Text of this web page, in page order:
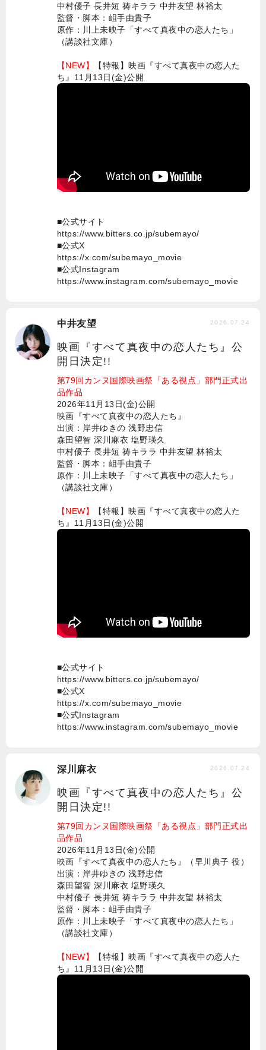
中村優子 長井短 祷キララ 中井友望 林裕太
監督・脚本：岨手由貴子
原作：川上未映子「すべて真夜中の恋人たち」
（講談社文庫）
【NEW】
【特報】映画『すべて真夜中の恋人た
ち』11月13日(金)公開
■公式サイト
https://www.bitters.co.jp/subemayo/
■公式X
https://x.com/subemayo_movie
■公式Instagram
https://www.instagram.com/subemayo_movie
中井友望
映画『すべて真夜中の恋人たち』公
開日決定!!
第79回カンヌ国際映画祭「ある視点」部門正式出
品作品
2026年11月13日(金)公開
映画『すべて真夜中の恋人たち』
出演：岸井ゆきの 浅野忠信
森田望智 深川麻衣 塩野瑛久
中村優子 長井短 祷キララ 中井友望 林裕太
監督・脚本：岨手由貴子
原作：川上未映子「すべて真夜中の恋人たち」
（講談社文庫）
【NEW】
【特報】映画『すべて真夜中の恋人た
ち』11月13日(金)公開
■公式サイト
https://www.bitters.co.jp/subemayo/
■公式X
https://x.com/subemayo_movie
■公式Instagram
https://www.instagram.com/subemayo_movie
2026.07.24
深川麻衣
映画『すべて真夜中の恋人たち』公
開日決定!!
第79回カンヌ国際映画祭「ある視点」部門正式出
品作品
2026年11月13日(金)公開
映画『すべて真夜中の恋人たち』（早川典子 役）
出演：岸井ゆきの 浅野忠信
森田望智 深川麻衣 塩野瑛久
中村優子 長井短 祷キララ 中井友望 林裕太
監督・脚本：岨手由貴子
原作：川上未映子「すべて真夜中の恋人たち」
（講談社文庫）
【NEW】
【特報】映画『すべて真夜中の恋人た
ち』11月13日(金)公開
2026.07.24